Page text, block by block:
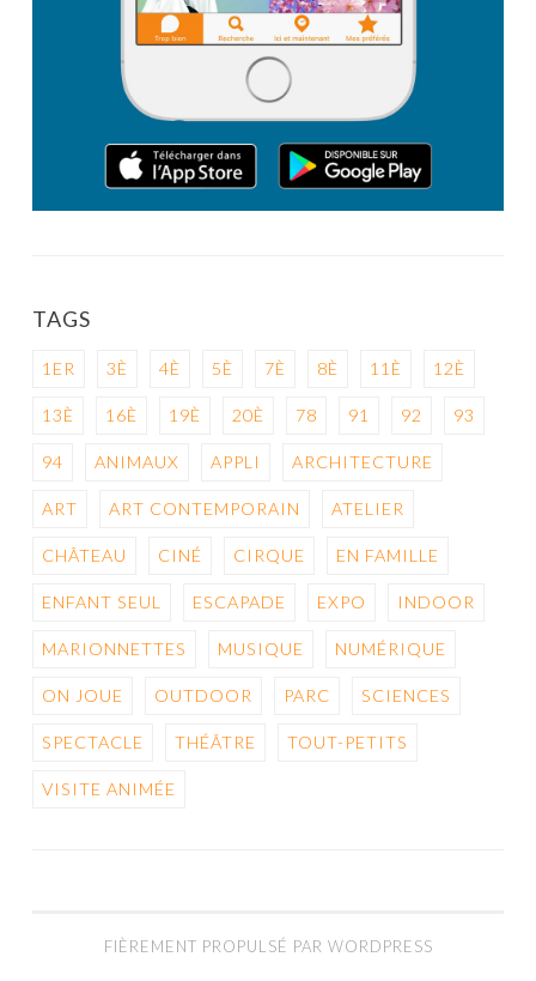
TAGS
1ER 3È 4È 5È 7È 8È 11È 12È
13È 16È 19È 20È 78 91 92 93
94 ANIMAUX APPLI ARCHITECTURE
ART ART CONTEMPORAIN ATELIER
CHÂTEAU CINÉ CIRQUE EN FAMILLE
ENFANT SEUL ESCAPADE EXPO INDOOR
MARIONNETTES MUSIQUE NUMÉRIQUE
ON JOUE OUTDOOR PARC SCIENCES
SPECTACLE THÉÂTRE TOUT-PETITS
VISITE ANIMÉE
FIÈREMENT PROPULSÉ PAR WORDPRESS